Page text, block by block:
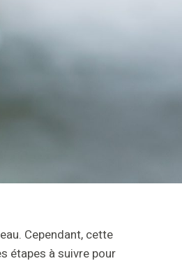
Cependant, cette
étapes à suivre pour